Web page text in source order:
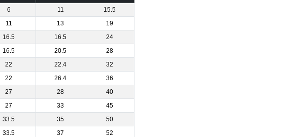
6 11
15.5
11 13
19
16.5 16.5
24
16.5 20.5
28
22 22.4
32
22 26.4
36
27 28
40
27 33
45
33.5 35
50
33.5 37
52